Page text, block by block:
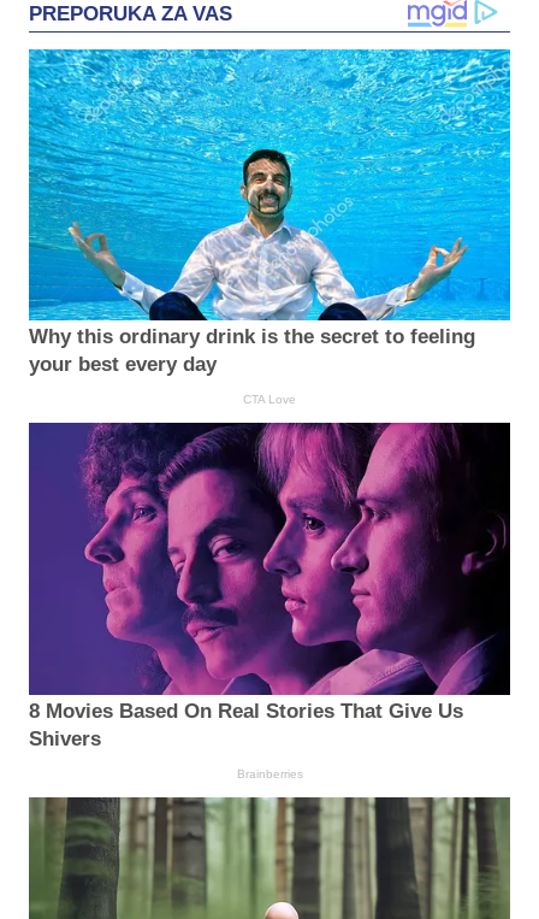
PREPORUKA ZA VAS
Why this ordinary drink is the secret to feeling
your best every day
CTA Love
8 Movies Based On Real Stories That Give Us
Shivers
Brainberries